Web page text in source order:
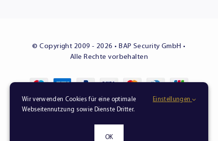
© Copyright 2009 - 2026 • BAP Security GmbH •
Alle Rechte vorbehalten
Sicherheit in besten Händen – zuverlässig, diskret,
professionell.
BAP Security – weil Sicherheit Vertrauenssache ist.
Wir verwenden Cookies für eine optimale
Webseitennutzung sowie Dienste Dritter.
Einstellungen
OK